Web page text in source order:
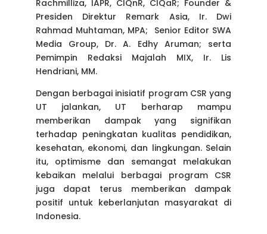
Rachmilliza, IAPR, CIQnR, CIQaR; Founder &
Presiden Direktur Remark Asia, Ir. Dwi
Rahmad Muhtaman, MPA; Senior Editor SWA
Media Group, Dr. A. Edhy Aruman; serta
Pemimpin Redaksi Majalah MIX, Ir. Lis
Hendriani, MM.
Dengan berbagai inisiatif program CSR yang
UT jalankan, UT berharap mampu
memberikan dampak yang signifikan
terhadap peningkatan kualitas pendidikan,
kesehatan, ekonomi, dan lingkungan. Selain
itu, optimisme dan semangat melakukan
kebaikan melalui berbagai program CSR
juga dapat terus memberikan dampak
positif untuk keberlanjutan masyarakat di
Indonesia.